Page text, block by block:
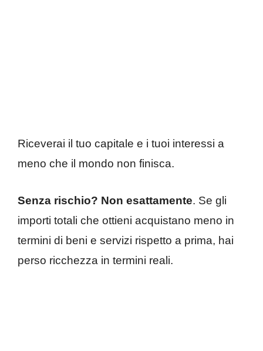
Riceverai il tuo capitale e i tuoi interessi a
meno che il mondo non finisca.
Senza rischio? Non esattamente. Se gli
importi totali che ottieni acquistano meno in
termini di beni e servizi rispetto a prima, hai
perso ricchezza in termini reali.